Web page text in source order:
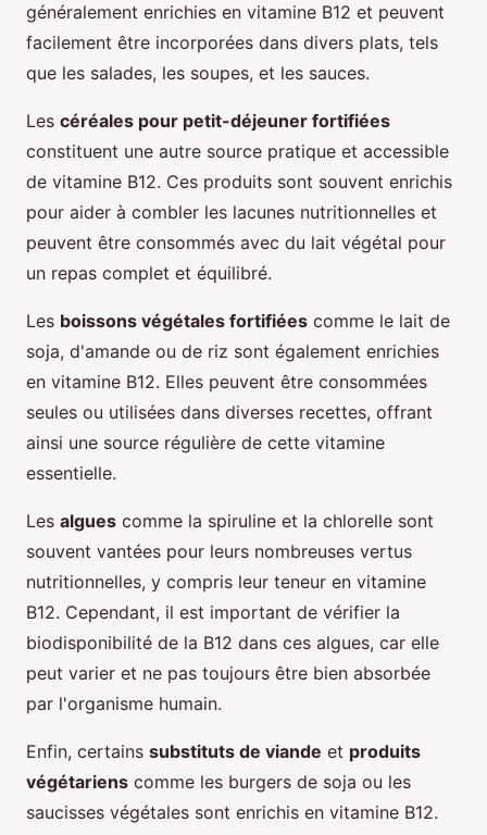
généralement enrichies en vitamine B12 et peuvent
facilement être incorporées dans divers plats, tels
que les salades, les soupes, et les sauces.
Les céréales pour petit-déjeuner fortifiées
constituent une autre source pratique et accessible
de vitamine B12. Ces produits sont souvent enrichis
pour aider à combler les lacunes nutritionnelles et
peuvent être consommés avec du lait végétal pour
un repas complet et équilibré.
Les boissons végétales fortifiées comme le lait de
soja, d'amande ou de riz sont également enrichies
en vitamine B12. Elles peuvent être consommées
seules ou utilisées dans diverses recettes, offrant
ainsi une source régulière de cette vitamine
essentielle.
Les algues comme la spiruline et la chlorelle sont
souvent vantées pour leurs nombreuses vertus
nutritionnelles, y compris leur teneur en vitamine
B12. Cependant, il est important de vérifier la
biodisponibilité de la B12 dans ces algues, car elle
peut varier et ne pas toujours être bien absorbée
par l'organisme humain.
Enfin, certains substituts de viande et produits
végétariens comme les burgers de soja ou les
saucisses végétales sont enrichis en vitamine B12.